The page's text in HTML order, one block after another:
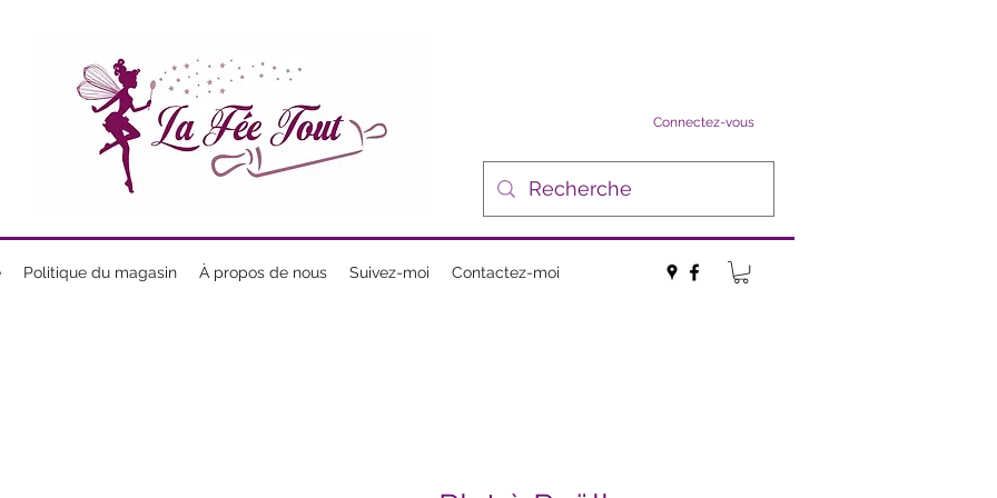
Connectez-vous
Politique du magasin À propos de nous Suivez-moi Contactez-moi